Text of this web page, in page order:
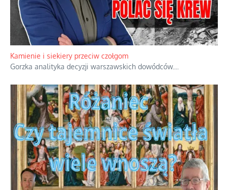
Kamienie i siekiery przeciw czołgom
Gorzka analityka decyzji warszawskich dowódców.